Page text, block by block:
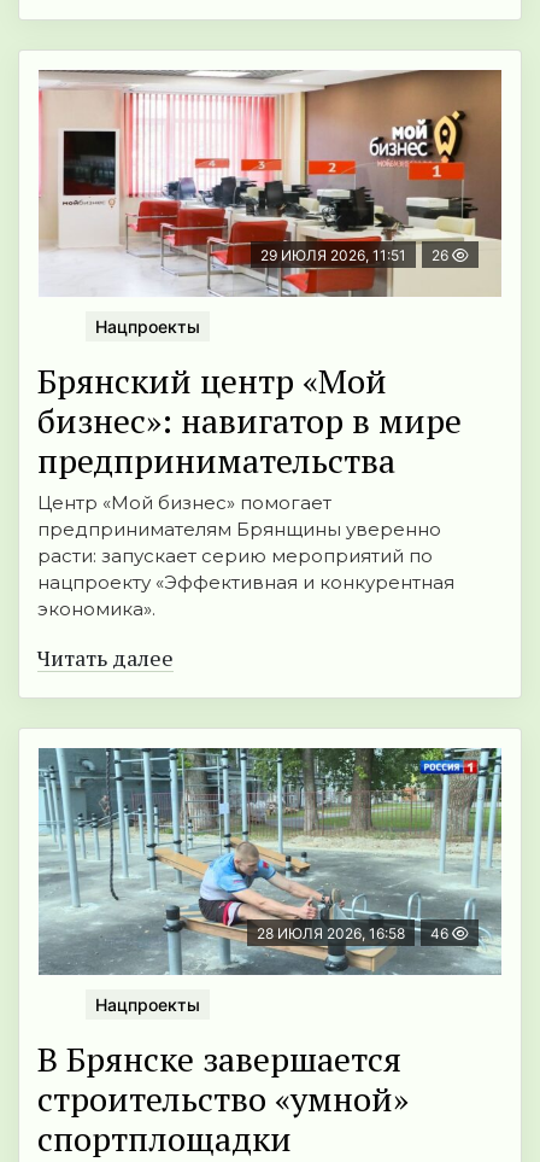
29 ИЮЛЯ 2026, 11:51 26
Нацпроекты
Брянский центр «Мой
бизнес»: навигатор в мире
предпринимательства
Центр «Мой бизнес» помогает
предпринимателям Брянщины уверенно
расти: запускает серию мероприятий по
нацпроекту «Эффективная и конкурентная
экономика».
Читать далее
28 ИЮЛЯ 2026, 16:58 46
Нацпроекты
В Брянске завершается
строительство «умной»
спортплощадки